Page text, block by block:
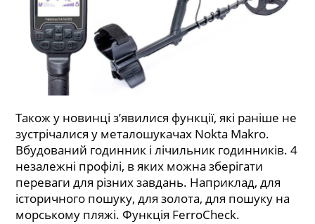
Також у новинці з’явилися функції, які раніше не
зустрічалися у металошукачах Nokta Makro.
Вбудований годинник і лічильник годинників. 4
незалежні профілі, в яких можна зберігати
переваги для різних завдань. Наприклад, для
історичного пошуку, для золота, для пошуку на
морському пляжі. Функція FerroCheck.